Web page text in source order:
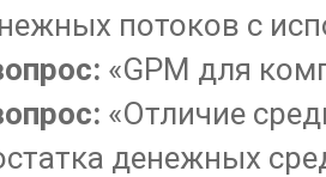
потоков с
«GPM для
«Отличие
денежных